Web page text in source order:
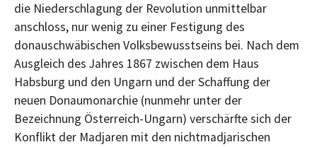
die Niederschlagung der Revolution unmittelbar
anschloss, nur wenig zu einer Festigung des
donauschwäbischen Volksbewusstseins bei. Nach dem
Ausgleich des Jahres 1867 zwischen dem Haus
Habsburg und den Ungarn und der Schaffung der
neuen Donaumonarchie (nunmehr unter der
Bezeichnung Österreich-Ungarn) verschärfte sich der
Konflikt der Madjaren mit den nichtmadjarischen